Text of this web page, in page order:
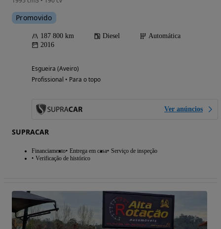
Promovido
187 800 km Diesel
Automática
2016
Esgueira (Aveiro)
Profissional • Para o topo
Ver anúncios
SUPRACAR
Financiamento Entrega em casa Serviço de inspeção
Verificação de histórico